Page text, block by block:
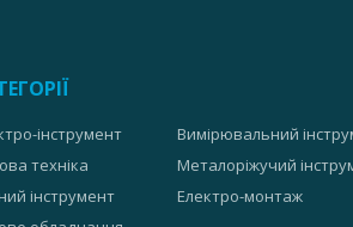
інструмент
техніка
інструмент
Вимірювальний
Металоріжучий
Електро-монтаж